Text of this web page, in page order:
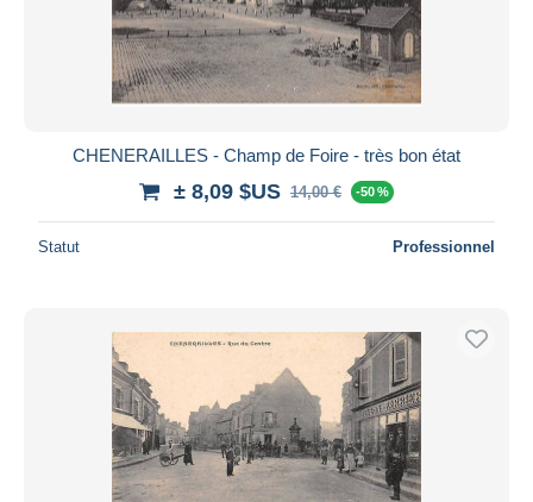
CHENERAILLES - Champ de Foire - très bon état
± 8,09 $US 14,00 € -50 %
Statut Professionnel